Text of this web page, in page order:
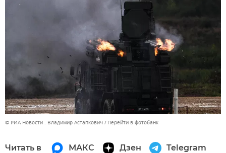
© РИА Новости . Владимир Астапкович Перейти в фотобанк
Читать в МАКС Дзен Telegram